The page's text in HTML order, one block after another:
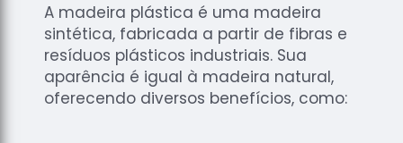
Raspagem
de Tacos
Madeiras
A madeira plástica é uma madeira
sintética, fabricada a partir de fibras e
resíduos plásticos industriais. Sua
aparência é igual à madeira natural,
oferecendo diversos benefícios, como: